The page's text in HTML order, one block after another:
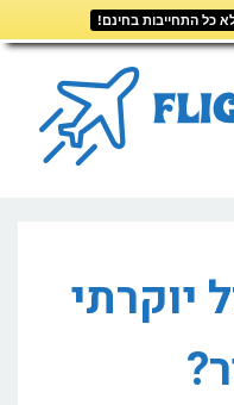
כל התחייבות בחינם!
יוקרתי